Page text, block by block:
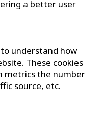
a better user
understand how
These cookies
metrics the number
source, etc.